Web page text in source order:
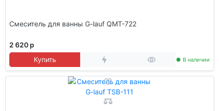
Смеситель для ванны G-lauf QMT-722
2 620 р
Купить
В наличии